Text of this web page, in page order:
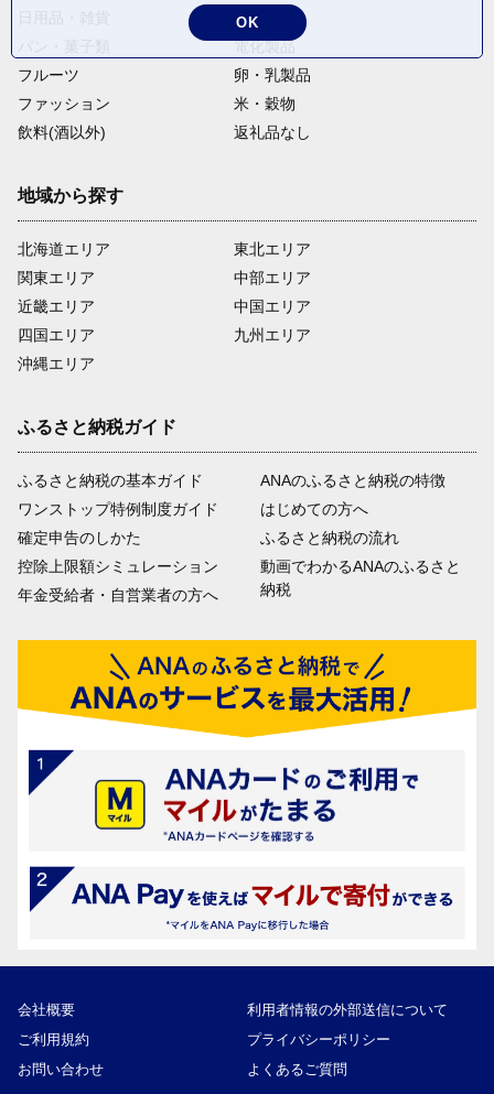
野菜
電化製品
フルーツ
卵・乳製品
ファッション
米・穀物
飲料(酒以外)
返礼品なし
地域から探す
北海道エリア
関東エリア
近畿エリア
四国エリア
沖縄エリア
東北エリア
中部エリア
中国エリア
九州エリア
ふるさと納税ガイド
ふるさと納税の基本ガイド
ワンストップ特例制度ガイド
確定申告のしかた
控除上限額シミュレーション
年金受給者・自営業者の方へ
ANAのふるさと納税の特徴
はじめての方へ
ふるさと納税の流れ
動画でわかるANAのふるさと
納税
会社概要
利用者情報の外部送信について
ご利用規約
プライバシーポリシー
お問い合わせ
よくあるご質問
OK